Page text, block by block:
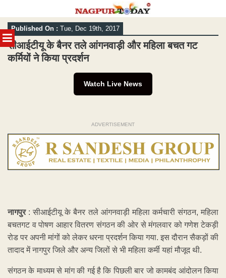
MENU
Skip
to
content
Published On : Tue, Dec 19th, 2017
सीआईटीयू के बैनर तले आंगनवाड़ी और महिला बचत गट
कर्मियों ने किया प्रदर्शन
Watch Live News
ADVERTISEMENT
नागपुर: सीआईटीयू के बैनर तले आंगनवाड़ी महिला कर्मचारी संगठन, महिला
बचतगट व पोषण आहार वितरण संगठन की ओर से मंगलवार को गणेश टेकड़ी
रोड पर अपनी मांगों को लेकर धरना प्रदर्शन किया गया. इस दौरान सैकड़ों की
तादाद में नागपुर जिले और अन्य जिलों से भी महिला कर्मी यहां मौजूद थी.
संगठन के माध्यम से मांग की गई है कि पिछली बार जो कामबंद आंदोलन किया